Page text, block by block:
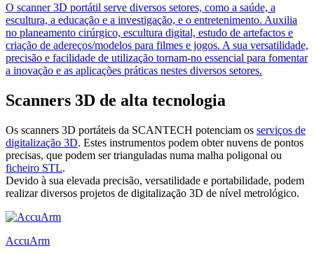
O scanner 3D portátil serve diversos setores, como a saúde, a
escultura, a educação e a investigação, e o entretenimento. Auxilia
no planeamento cirúrgico, escultura digital, estudo de artefactos e
criação de adereços/modelos para filmes e jogos. A sua versatilidade,
precisão e facilidade de utilização tornam-no essencial para fomentar
a inovação e as aplicações práticas nestes diversos setores.
Scanners 3D de alta tecnologia
Os scanners 3D portáteis da SCANTECH potenciam os serviços de
digitalização 3D. Estes instrumentos podem obter nuvens de pontos
precisas, que podem ser trianguladas numa malha poligonal ou
ficheiro STL.
Devido à sua elevada precisão, versatilidade e portabilidade, podem
realizar diversos projetos de digitalização 3D de nível metrológico.
AccuArm